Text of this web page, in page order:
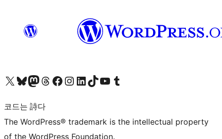
X(이전 트위터) 계정 방문하기블루스카이 계정 방문하기마스토돈 계정 방문하기스레드 계정 방문하기 페이스북 페이지 방문하기인스타그램 계정 방문하기 LinkedIn 계정 방문하기틱톡 계정 방문하기유튜브 채널 방문하기 텀블러 계정 방문하기
코드는 詩다
The WordPress® trademark is the intellectual property
of the WordPress Foundation.